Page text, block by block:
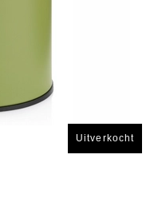
Uitverkocht